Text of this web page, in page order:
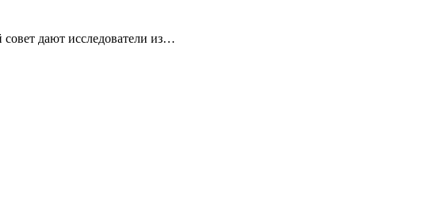
дают исследователи из…